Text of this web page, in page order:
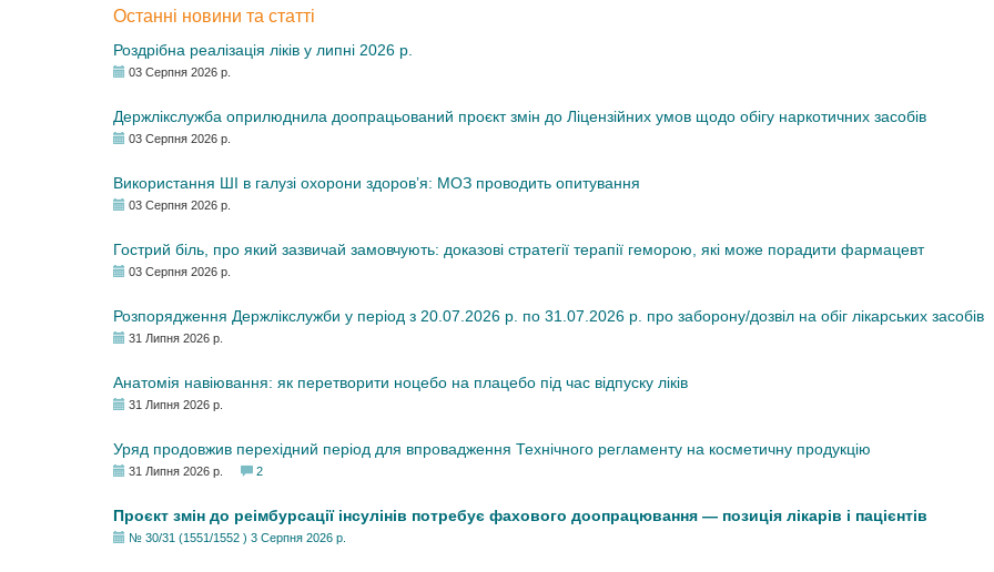
Останні новини та статті
Роздрібна реалізація ліків у липні 2026 р.
03 Серпня 2026 р.
Держлікслужба оприлюднила доопрацьований проєкт змін до Ліцензійних умов щодо обігу наркотичних засобів
03 Серпня 2026 р.
Використання ШІ в галузі охорони здоров’я: МОЗ проводить опитування
03 Серпня 2026 р.
Гострий біль, про який зазвичай замовчують: доказові стратегії терапії геморою, які може порадити фармацевт
03 Серпня 2026 р.
Розпорядження Держлікслужби у період з 20.07.2026 р. по 31.07.2026 р. про заборону/дозвіл на обіг лікарських засобів
31 Липня 2026 р.
Анатомія навіювання: як перетворити ноцебо на плацебо під час відпуску ліків
31 Липня 2026 р.
Уряд продовжив перехідний період для впровадження Технічного регламенту на косметичну продукцію
31 Липня 2026 р. 2
Проєкт змін до реімбурсації інсулінів потребує фахового доопрацювання — позиція лікарів і пацієнтів
№ 30/31 (1551/1552 ) 3 Серпня 2026 р.